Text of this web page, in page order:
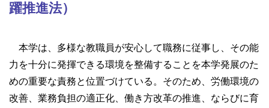
躍推進法）
本学は、多様な教職員が安心して職務に従事し、その能
力を十分に発揮できる環境を整備することを本学発展のた
めの重要な責務と位置づけている。そのため、労働環境の
改善、業務負担の適正化、働き方改革の推進、ならびに育